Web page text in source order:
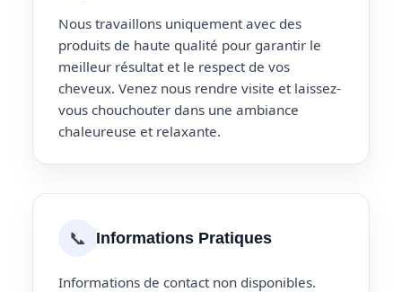
Nous travaillons uniquement avec des
produits de haute qualité pour garantir le
meilleur résultat et le respect de vos
cheveux. Venez nous rendre visite et laissez-
vous chouchouter dans une ambiance
chaleureuse et relaxante.
📞 Informations Pratiques
Informations de contact non disponibles.